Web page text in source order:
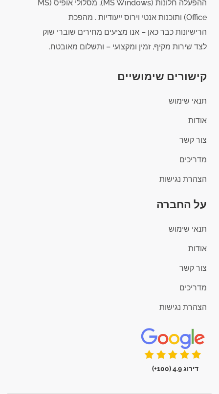
ההפעלה חלונות (MS Windows), מסלולי אופיס (MS
Office) ותוכנות אנטי וירוס ייעודיות . מהפכת
הרישיונות כבר כאן – אנו מציעים מחירים שוברי שוק
לצד שירות מקיף, זמין ומקצועי – ותשלום מאובטח.
קישורים שימושיים
תנאי שימוש
אודות
צור קשר
מדריכים
הצהרת נגישות
על החברה
תנאי שימוש
אודות
צור קשר
מדריכים
הצהרת נגישות
דירוג 4.9 (100+)